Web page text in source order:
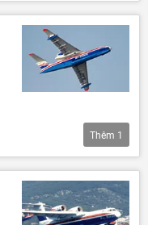
Thêm 1